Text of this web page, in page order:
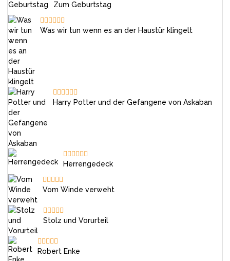
Zum Geburtstag
Was wir tun wenn es an der Haustür klingelt
Harry Potter und der Gefangene von Askaban
Herrengedeck
Vom Winde verweht
Stolz und Vorurteil
Robert Enke